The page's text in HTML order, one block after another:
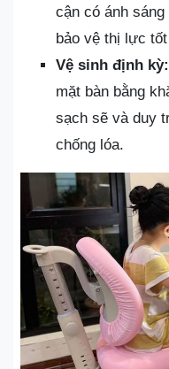
cận có ánh
bảo vệ thị lực
Vệ sinh định kỳ:
mặt bàn bằng
sạch sẽ và duy
chống lóa.